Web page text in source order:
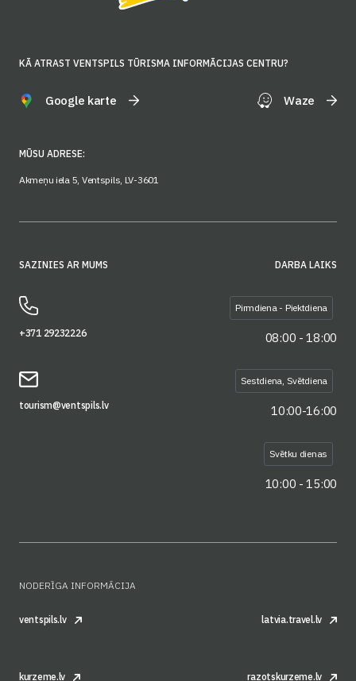
KĀ ATRAST VENTSPILS TŪRISMA INFORMĀCIJAS CENTRU?
Google karte Waze
MŪSU ADRESE:
Akmeņu iela 5, Ventspils, LV-3601
SAZINIES AR MUMS
+371 29232226
tourism@ventspils.lv
DARBA LAIKS
Pirmdiena - Piektdiena
08:00 - 18:00
Sestdiena, Svētdiena
10:00-16:00
Svētku dienas
10:00 - 15:00
NODERĪGA INFORMĀCIJA
ventspils.lv latvia.travel.lv
kurzeme.lv razotskurzeme.lv